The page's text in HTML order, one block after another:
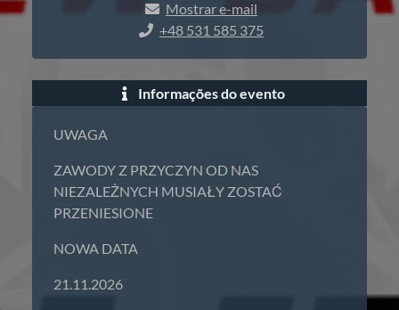
Mostrar e-mail
+48 531 585 375
Informações do evento
UWAGA
ZAWODY Z PRZYCZYN OD NAS
NIEZALEŻNYCH MUSIAŁY ZOSTAĆ
PRZENIESIONE
NOWA DATA
21.11.2026